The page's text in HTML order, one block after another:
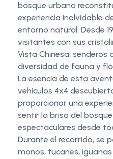
bosque urbano
experiencia inolvidable
entorno natural. Desde
visitantes con sus
Vista Chinesa, senderos
diversidad de fauna y
La esencia de esta
vehículos 4x4
proporcionar una
sentir la brisa del
espectaculares desde
Durante el recorrido, se
monos, tucanes,